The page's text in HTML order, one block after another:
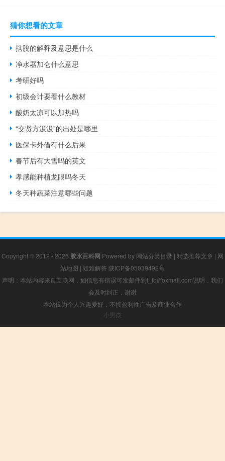
猜你想看的文章
搳脫的解释及意思是什么
净水器加仑什么意思
考研好吗
初级会计要看什么教材
酸奶太凉可以加热吗
“交贤方汲汲”的出处是哪里
医保卡外借有什么后果
春节后有大雪吗的英文
孝感能种植龙眼吗冬天
冬天种蔬菜注意哪些问题
Copyright © 2012 - 2026 胶水百科网 Powered by 网站分类目录 | 精选推荐文章 | 网
站地图 | 疑难解答 陕ICP备05039492号
声明：本站内容来自互联网，如信息有错误可发邮件到f_fb#foxmail.com说明，我们
会及时纠正，谢谢
本站仅为个人兴趣爱好，不接盈利性广告及商业合作
小男孩